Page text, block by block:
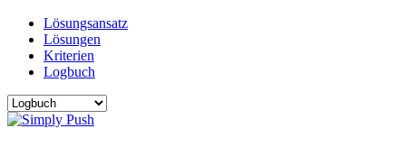
Lösungsansatz
Lösungen
Kriterien
Logbuch